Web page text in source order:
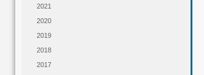
2021
2020
2019
2018
2017